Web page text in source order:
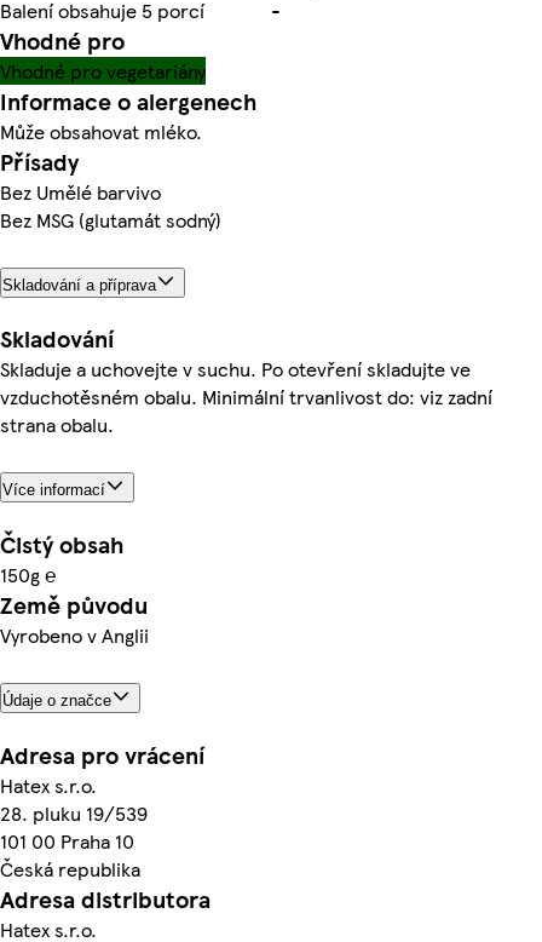
Balení obsahuje 5 porcí
-
Vhodné pro
Vhodné pro vegetariány
Informace o alergenech
Může obsahovat mléko.
Přísady
Bez Umělé barvivo
Bez MSG (glutamát sodný)
Skladování a příprava
Skladování
Skladuje a uchovejte v suchu. Po otevření skladujte ve
vzduchotěsném obalu. Minimální trvanlivost do: viz zadní
strana obalu.
Více informací
Čistý obsah
150g ℮
Země původu
Vyrobeno v Anglii
Údaje o značce
Adresa pro vrácení
Hatex s.r.o.
28. pluku 19/539
101 00 Praha 10
Česká republika
Adresa distributora
Hatex s.r.o.